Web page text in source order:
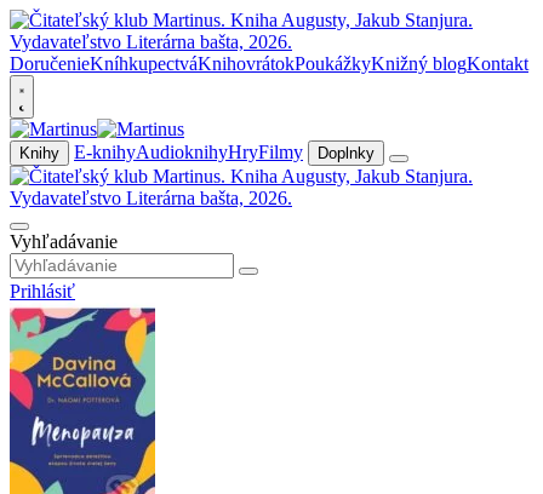
DoručenieKníhkupectváKnihovrátokPoukážkyKnižný blogKontakt
Knihy E-knihyAudioknihyHryFilmy Doplnky
Vyhľadávanie
Prihlásiť